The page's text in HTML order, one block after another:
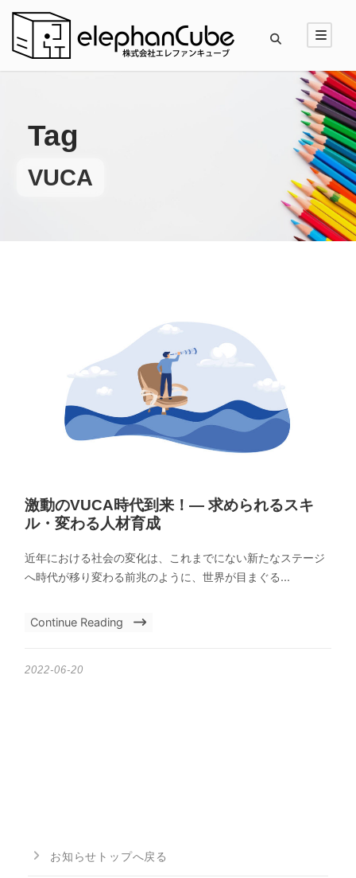
Tag
VUCA
激動のVUCA時代到来！― 求められるスキ
ル・変わる人材育成
近年における社会の変化は、これまでにない新たなステージ
へ時代が移り変わる前兆のように、世界が目まぐる...
Continue Reading
2022-06-20
お知らせトップへ戻る